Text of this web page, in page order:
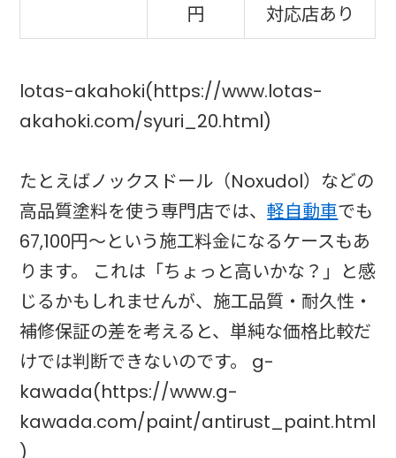
円
対応店あり
lotas-akahoki(https://www.lotas-
akahoki.com/syuri_20.html)
たとえばノックスドール（Noxudol）などの
高品質塗料を使う専門店では、軽自動車でも
67,100円〜という施工料金になるケースもあ
ります。 これは「ちょっと高いかな？」と感
じるかもしれませんが、施工品質・耐久性・
補修保証の差を考えると、単純な価格比較だ
けでは判断できないのです。 g-
kawada(https://www.g-
kawada.com/paint/antirust_paint.html
)